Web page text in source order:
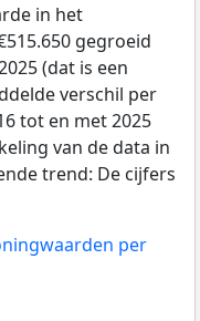
in het
gegroeid
(dat is een
verschil per
tot en met 2025
van de data in
trend: De cijfers
per